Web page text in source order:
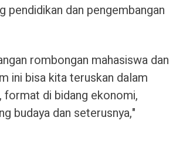
pendidikan dan pengembangan
rombongan mahasiswa dan
ini bisa kita teruskan dalam
di bidang ekonomi,
budaya dan seterusnya,"